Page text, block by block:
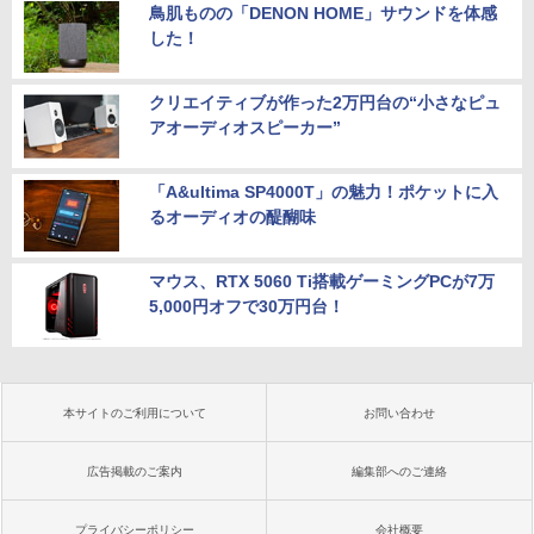
鳥肌ものの「DENON HOME」サウンドを体感
した！
クリエイティブが作った2万円台の“小さなピュ
アオーディオスピーカー”
「A&ultima SP4000T」の魅力！ポケットに入
るオーディオの醍醐味
マウス、RTX 5060 Ti搭載ゲーミングPCが7万
5,000円オフで30万円台！
本サイトのご利用について お問い合わせ
広告掲載のご案内 編集部へのご連絡
プライバシーポリシー 会社概要